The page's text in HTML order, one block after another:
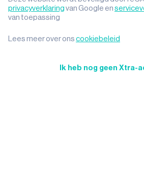
privacyverklaring van Google en
van toepassing
Lees meer over ons cookiebeleid
Ik heb nog geen Xtra-